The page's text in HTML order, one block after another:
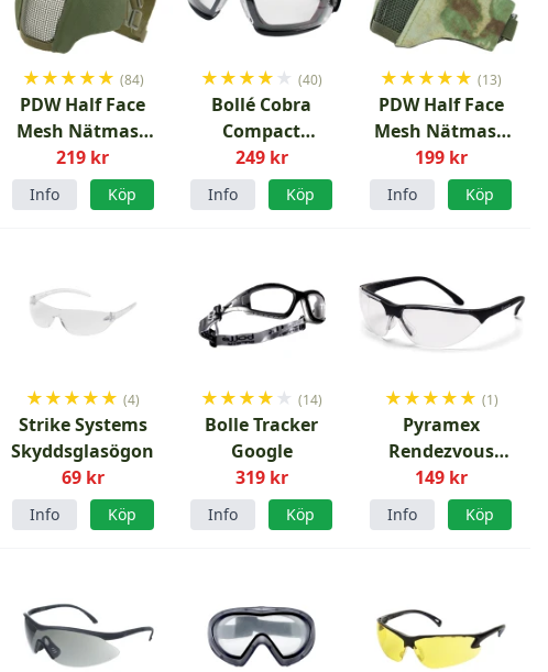
★★★★★ (84)
PDW Half Face
Mesh Nätmask
OD
219 kr
Info Köp
★★★★ ★ (40)
Bollé Cobra
Compact
Skyddsglasögon
249 kr
Info Köp
★★★★★ (13)
PDW Half Face
Mesh Nätmask
Forest FG
199 kr
Info Köp
★★★★★ (4)
Strike Systems
Skyddsglasögon
69 kr
Info Köp
★★★★ ★ (14)
Bolle Tracker
Google
319 kr
Info Köp
★★★★★ (1)
Pyramex
Rendezvous
skyddsglasögon
med klar lins
149 kr
Info Köp